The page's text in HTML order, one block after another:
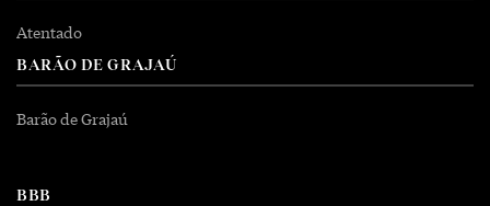
Atentado
BARÃO DE GRAJAÚ
Barão de Grajaú
BBB